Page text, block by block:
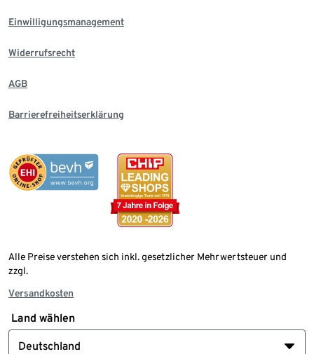
Einwilligungsmanagement
Widerrufsrecht
AGB
Barrierefreiheitserklärung
Alle Preise verstehen sich inkl. gesetzlicher Mehrwertsteuer und
zzgl.
Versandkosten
Land wählen
Deutschland